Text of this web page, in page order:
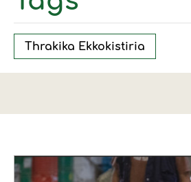
Thrakika Ekkokistiria